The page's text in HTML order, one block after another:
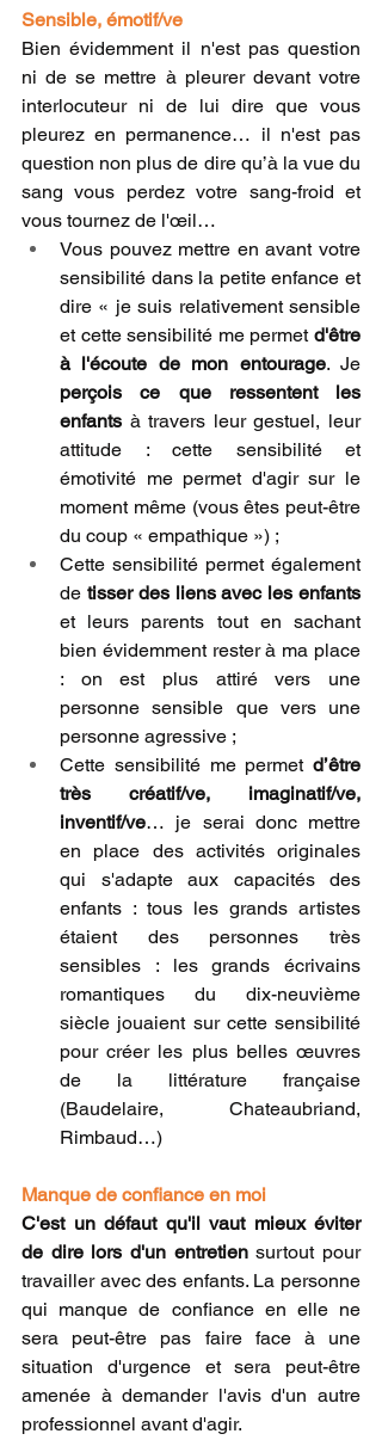
Sensible, émotif/ve
Bien évidemment il n'est pas question
ni de se mettre à pleurer devant votre
interlocuteur ni de lui dire que vous
pleurez en permanence… il n'est pas
question non plus de dire qu’à la vue du
sang vous perdez votre sang-froid et
vous tournez de l'œil…
Vous pouvez mettre en avant votre
sensibilité dans la petite enfance et
dire « je suis relativement sensible
et cette sensibilité me permet d'être
à l'écoute de mon entourage
perçois ce que ressentent les
enfants à travers leur gestuel, leur
attitude : cette sensibilité et
émotivité me permet d'agir sur le
moment même (vous êtes peut-être
du coup « empathique ») ;
Cette sensibilité permet également
de tisser des liens avec les enfants
et leurs parents tout en sachant
bien évidemment rester à ma place
: on est plus attiré vers une
personne sensible que vers une
personne agressive ;
Cette sensibilité me permet d’être
très créatif/ve, imaginatif/ve,
inventif/ve… je serai donc mettre
en place des activités originales
qui s'adapte aux capacités des
enfants : tous les grands artistes
étaient des personnes très
sensibles : les grands écrivains
romantiques du dix-neuvième
siècle jouaient sur cette sensibilité
pour créer les plus belles œuvres
de la littérature française
(Baudelaire, Chateaubriand,
Rimbaud…)
Manque de confiance en moi
C'est un défaut qu'il vaut mieux éviter
de dire lors d'un entretien surtout pour
travailler avec des enfants. La personne
qui manque de confiance en elle ne
sera peut-être pas faire face à une
situation d'urgence et sera peut-être
amenée à demander l'avis d'un autre
professionnel avant d'agir.